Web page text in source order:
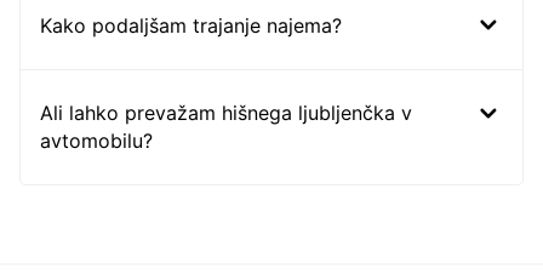
Kako podaljšam trajanje najema?
Ali lahko prevažam hišnega ljubljenčka v
avtomobilu?